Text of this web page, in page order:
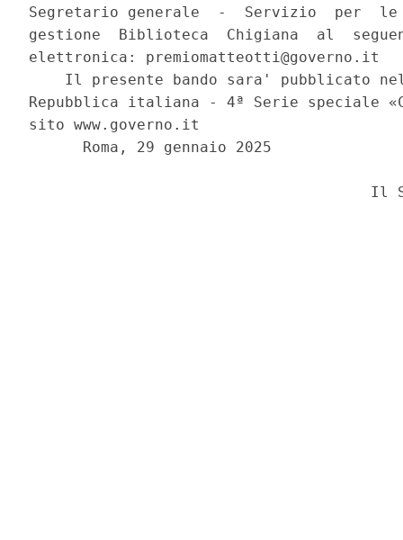
Segretario generale  -  Servizio  per
gestione  Biblioteca  Chigiana  al
elettronica: premiomatteotti@governo.it
Il presente bando sara' pubblicato
Repubblica italiana - 4ª Serie speciale
sito www.governo.it
      Roma, 29 gennaio 2025